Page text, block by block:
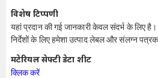
विशेष टिप्पणी
यहां प्रदान की गई जानकारी केवल संदर्भ के लिए
निर्देशों के लिए हमेशा उत्पाद लेबल और संलग्न
मटेरियल सेफ्टी डेटा शीट
क्लिक करें